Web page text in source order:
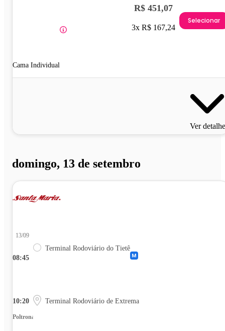
Cama Individual
R$ 451,07
3x R$ 167,24
Selecionar
Ver
domingo, 13 de setembro
08:45
13/09
Terminal Rodoviário do Tietê
10:20 Terminal Rodoviário de Extrema
Poltrona